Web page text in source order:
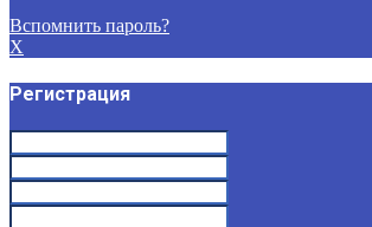
Вспомнить пароль?
X
Регистрация